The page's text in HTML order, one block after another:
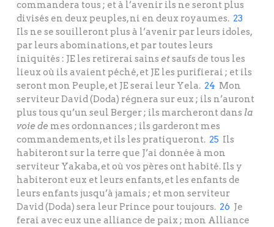
commandera tous ; et à l’avenir ils ne seront plus
divisés en deux peuples, ni en deux royaumes. 23
Ils ne se souilleront plus à l’avenir par leurs idoles,
par leurs abominations, et par toutes leurs
iniquités : JE les retirerai sains etsaufs de tous les
lieux où ils avaient péché, et JE les purifierai ; et ils
seront mon Peuple, et JE serai leur Yela. 24 Mon
serviteur David (Doda) régnera sur eux ; ils n’auront
plus tous qu’un seul Berger ; ils marcheront dans la
voie de mes ordonnances ; ils garderont mes
commandements, et ils les pratiqueront. 25 Ils
habiteront sur la terre que J’ai donnée à mon
serviteur Yakaba, et où vos pères ont habité. Ils y
habiteront eux et leurs enfants, et les enfants de
leurs enfants jusqu’à jamais ; et mon serviteur
David (Doda) sera leur Prince pour toujours. 26 Je
ferai avec eux une alliance de paix ; mon Alliance